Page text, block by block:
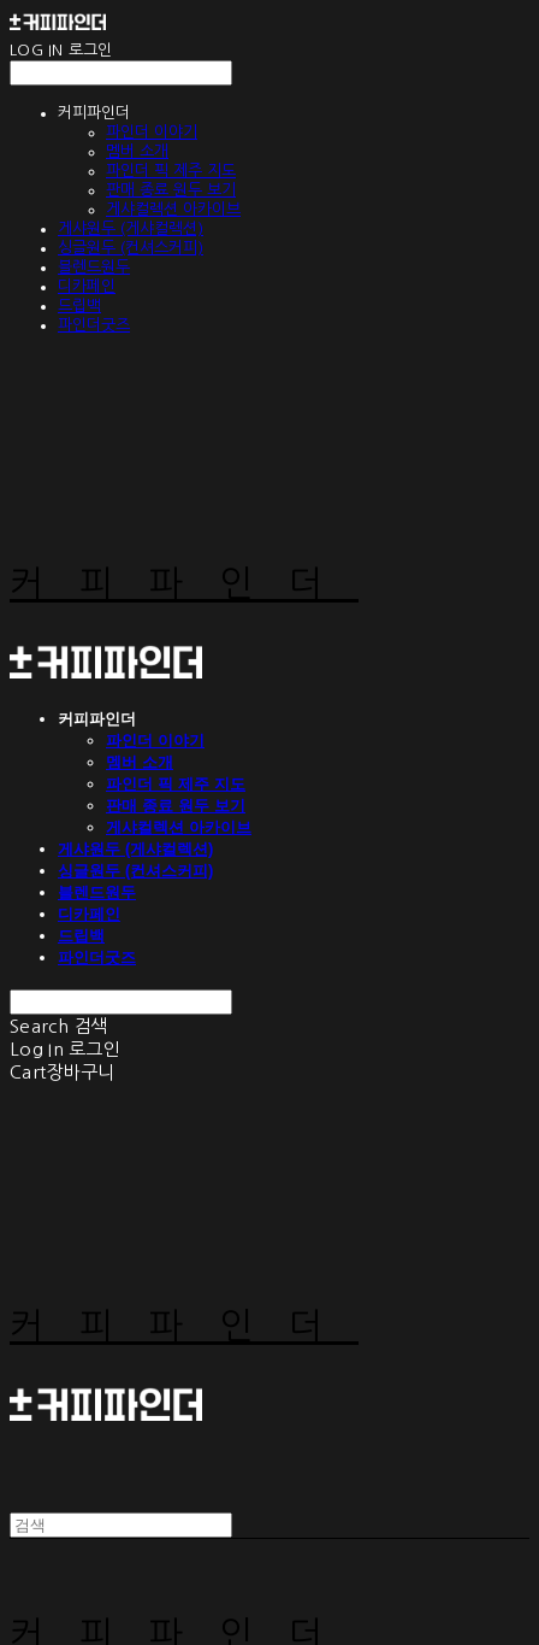
LOG IN 로그인
커피파인더
파인더 이야기
멤버 소개
파인더 픽 제주 지도
판매 종료 원두 보기
게샤컬렉션 아카이브
게샤원두 (게샤컬렉션)
싱글원두 (컨셔스커피)
블렌드원두
디카페인
드립백
파인더굿즈
커피파인더
커피파인더
파인더 이야기
멤버 소개
파인더 픽 제주 지도
판매 종료 원두 보기
게샤컬렉션 아카이브
게샤원두 (게샤컬렉션)
싱글원두 (컨셔스커피)
블렌드원두
디카페인
드립백
파인더굿즈
Search 검색
Log In 로그인
Cart장바구니
커피파인더
커피파인더